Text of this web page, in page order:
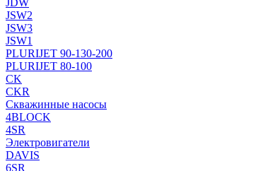
JDW
JSW2
JSW3
JSW1
PLURIJET 90-130-200
PLURIJET 80-100
CK
CKR
Скважинные насосы
4BLOCK
4SR
Электровигатели
DAVIS
6SR